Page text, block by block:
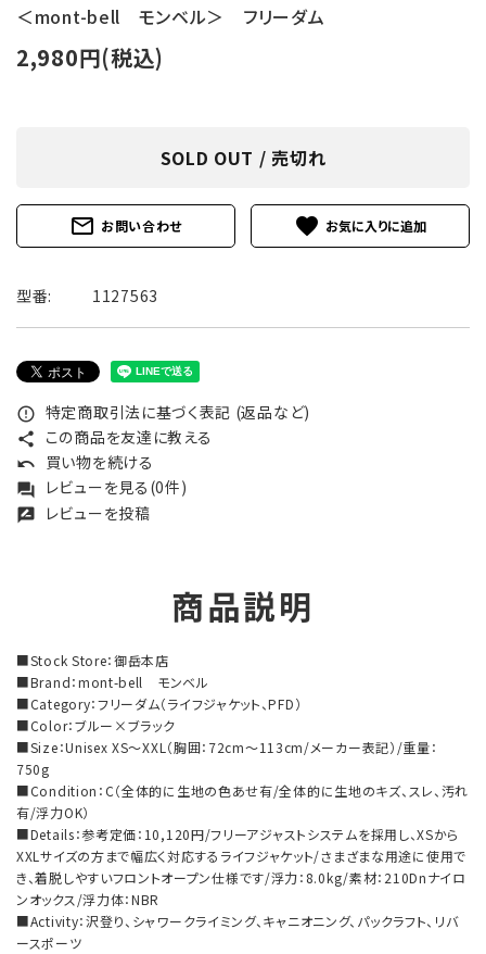
＜mont-bell モンベル＞ フリーダム
2,980円(税込)
SOLD OUT / 売切れ
mail_outline お問い合わせ favorite
型番: 1127563
error_outline 特定商取引法に基づく表記 (返品など)
share この商品を友達に教える
undo 買い物を続ける
forum レビューを見る(0件)
rate_review レビューを投稿
商品説明
■Stock Store：御岳本店
■Brand：mont-bell モンベル
■Category：フリーダム（ライフジャケット、PFD）
■Color：ブルー×ブラック
■Size：Unisex XS～XXL（胸囲：72cm～113cm/メーカー表記）/重量：
750g
■Condition：C（全体的に生地の色あせ有/全体的に生地のキズ、スレ、汚れ
有/浮力OK）
■Details：参考定価：10,120円/フリーアジャストシステムを採用し、XSから
XXLサイズの方まで幅広く対応するライフジャケット/さまざまな用途に使用で
き、着脱しやすいフロントオープン仕様です/浮力：8.0kg/素材：210Dnナイロ
ンオックス/浮力体：NBR
■Activity：沢登り、シャワークライミング、キャニオニング、パックラフト、リバ
ースポーツ